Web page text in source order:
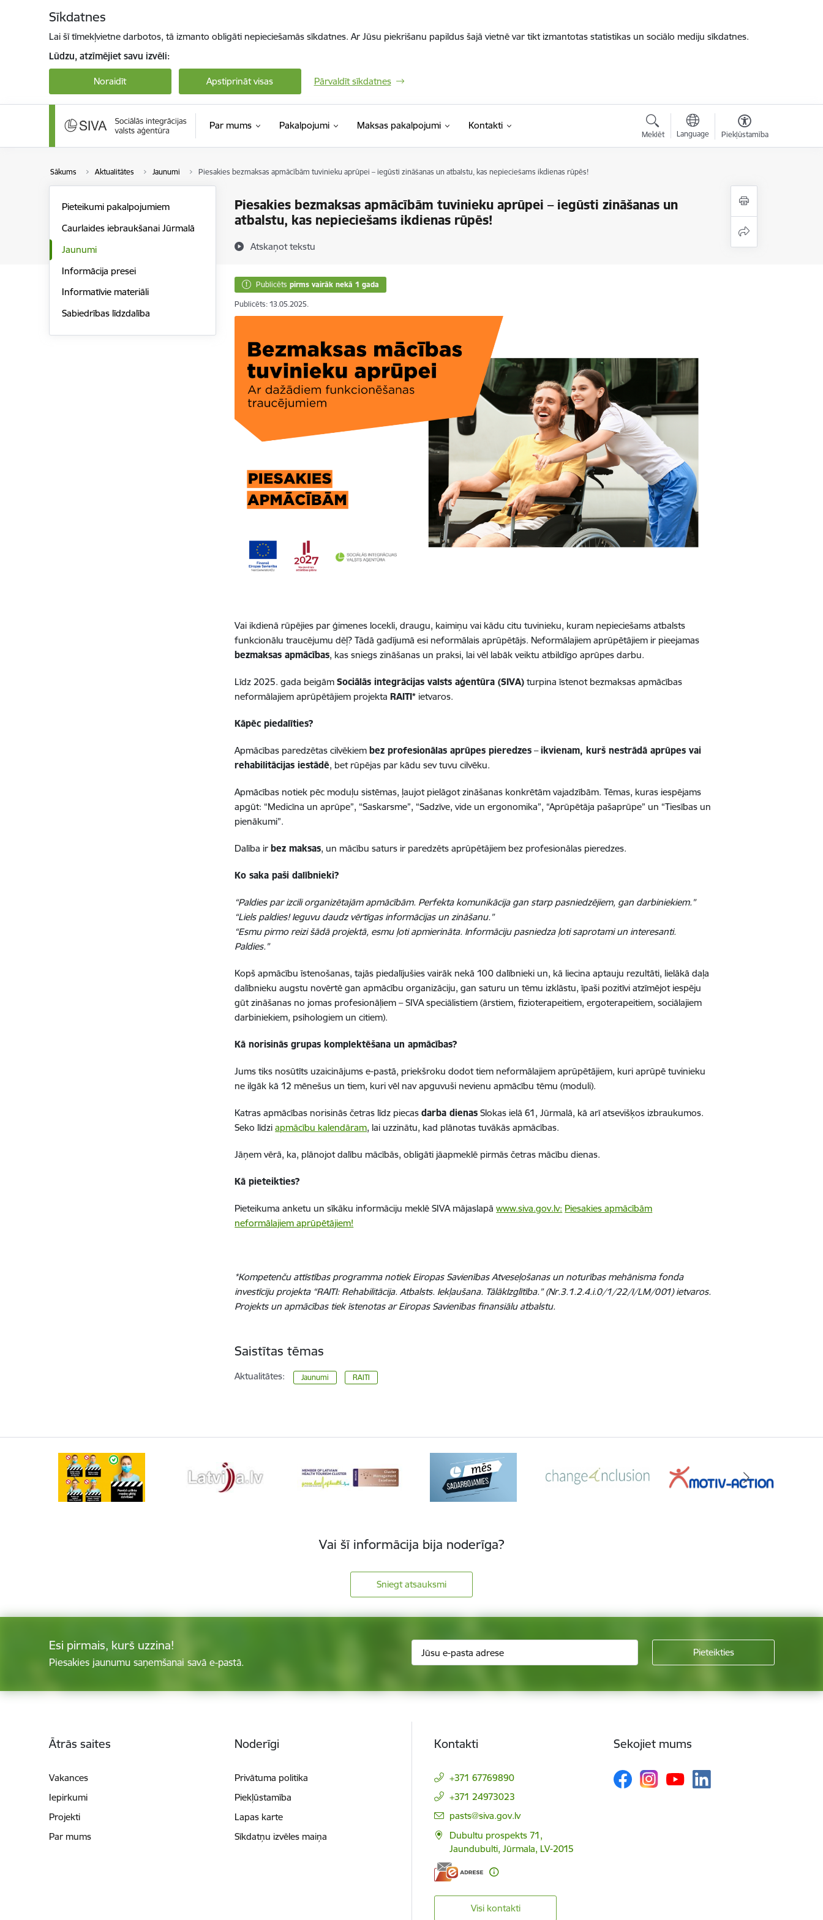
Sīkdatnes
Lai šī tīmekļvietne darbotos, tā izmanto obligāti nepieciešamās sīkdatnes. Ar Jūsu piekrišanu papildus šajā vietnē var tikt izmantotas statistikas un sociālo mediju sīkdatnes.
Lūdzu, atzīmējiet savu izvēli:
Noraidīt Apstiprināt visas Pārvaldīt sīkdatnes
Par mums Pakalpojumi Maksas pakalpojumi Kontakti
Meklēt Language Piekļūstamība
Sākums Aktualitātes Jaunumi Piesakies bezmaksas apmācībām tuvinieku aprūpei – iegūsti zināšanas un atbalstu, kas nepieciešams ikdienas rūpēs!
Piesakies bezmaksas apmācībām tuvinieku aprūpei – iegūsti zināšanas un
atbalstu, kas nepieciešams ikdienas rūpēs!
Atskaņot tekstu
Pieteikumi pakalpojumiem
Caurlaides iebraukšanai Jūrmalā
Jaunumi
Informācija presei
Informatīvie materiāli
Sabiedrības līdzdalība
Publicēts pirms vairāk nekā 1 gada
Publicēts: 13.05.2025.
Vai ikdienā rūpējies par ģimenes locekli, draugu, kaimiņu vai kādu citu tuvinieku, kuram nepieciešams atbalsts
funkcionālu traucējumu dēļ? Tādā gadījumā esi neformālais aprūpētājs. Neformālajiem aprūpētājiem ir pieejamas
bezmaksas apmācības, kas sniegs zināšanas un praksi, lai vēl labāk veiktu atbildīgo aprūpes darbu.
Līdz 2025. gada beigāmSociālās integrācijas valsts aģentūra (SIVA) turpina īstenot bezmaksas apmācības
neformālajiem aprūpētājiem projektaRAITI* ietvaros.
Kāpēc piedalīties?
Apmācības paredzētas cilvēkiem bez profesionālas aprūpes pieredzes –ikvienam, kurš nestrādā aprūpes vai
rehabilitācijas iestādē, bet rūpējas par kādu sev tuvu cilvēku.
Apmācības notiek pēc moduļu sistēmas, ļaujot pielāgot zināšanas konkrētām vajadzībām. Tēmas, kuras iespējams
apgūt: “Medicīna un aprūpe”, “Saskarsme”, “Sadzīve, vide un ergonomika”, “Aprūpētāja pašaprūpe” un “Tiesības un
pienākumi”.
Dalība ir bez maksas, un mācību saturs ir paredzēts aprūpētājiem bez profesionālas pieredzes.
Ko saka paši dalībnieki?
“Paldies par izcili organizētajām apmācībām. Perfekta komunikācija gan starp pasniedzējiem, gan darbiniekiem.”
“Liels paldies! Ieguvu daudz vērtīgas informācijas un zināšanu.”
“Esmu pirmo reizi šādā projektā, esmu ļoti apmierināta. Informāciju pasniedza ļoti saprotami un interesanti.
Paldies.”
Kopš apmācību īstenošanas, tajās piedalījušies vairāk nekā 100 dalībnieki un, kā liecina aptauju rezultāti, lielākā daļa
dalībnieku augstu novērtē gan apmācību organizāciju, gan saturu un tēmu izklāstu, īpaši pozitīvi atzīmējot iespēju
gūt zināšanas no jomas profesionāļiem – SIVA speciālistiem (ārstiem, fizioterapeitiem, ergoterapeitiem, sociālajiem
darbiniekiem, psihologiem un citiem).
Kā norisinās grupas komplektēšana un apmācības?
Jums tiks nosūtīts uzaicinājums e-pastā, priekšroku dodot tiem neformālajiem aprūpētājiem, kuri aprūpē tuvinieku
ne ilgāk kā 12 mēnešus un tiem, kuri vēl nav apguvuši nevienu apmācību tēmu (moduli).
Katras apmācības norisinās četras līdz piecasdarba dienas Slokas ielā 61, Jūrmalā, kā arī atsevišķos izbraukumos.
Seko līdziapmācību kalendāram, lai uzzinātu, kad plānotas tuvākās apmācības.
Jāņem vērā, ka, plānojot dalību mācībās, obligāti jāapmeklē pirmās četras mācību dienas.
Kā pieteikties?
Pieteikuma anketu un sīkāku informāciju meklē SIVA mājaslapāwww.siva.gov.lv: Piesakies apmācībām
neformālajiem aprūpētājiem!
*Kompetenču attīstības programma notiek Eiropas Savienības Atveseļošanas un noturības mehānisma fonda
investīciju projekta “RAITI: Rehabilitācija. Atbalsts. Iekļaušana. TālākIzglītība.” (Nr.3.1.2.4.i.0/1/22/I/LM/001) ietvaros.
Projekts un apmācības tiek īstenotas ar Eiropas Savienības finansiālu atbalstu.
Saistītas tēmas
Aktualitātes: Jaunumi RAITI
Vai šī informācija bija noderīga?
Sniegt atsauksmi
Esi pirmais, kurš uzzina!
Piesakies jaunumu saņemšanai savā e-pastā.
Ātrās saites
Vakances
Iepirkumi
Projekti
Par mums
Noderīgi
Privātuma politika
Piekļūstamība
Lapas karte
Sīkdatņu izvēles maiņa
Kontakti
+371 67769890
+371 24973023
E-pasts:
pasts@siva.gov.lv
Dubultu prospekts 71,
Jaundubulti, Jūrmala, LV-2015
Visi kontakti
Sekojiet mums